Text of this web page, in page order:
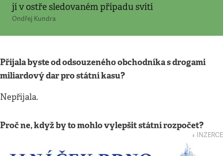
jí v ostře sledovaném případu svítí
Ondřej Kundra
Přijala byste od odsouzeného obchodníka s drogami
miliardový dar pro státní kasu?
Nepřijala.
Proč ne, když by to mohlo vylepšit státní rozpočet?
↓ INZERCE